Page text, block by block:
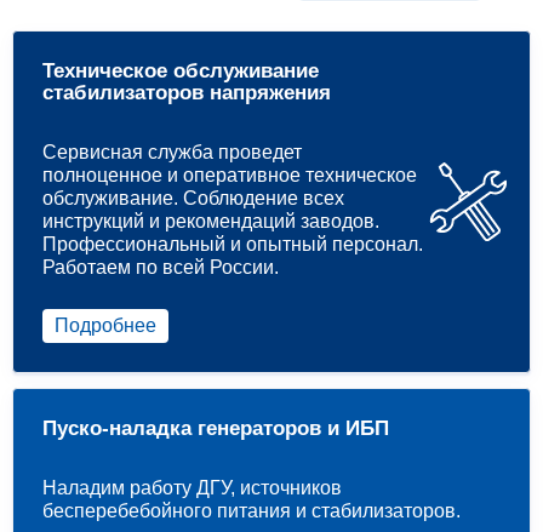
Техническое обслуживание
стабилизаторов напряжения
Сервисная служба проведет
полноценное и оперативное техническое
обслуживание. Соблюдение всех
инструкций и рекомендаций заводов.
Профессиональный и опытный персонал.
Работаем по всей России.
Подробнее
Пуско-наладка генераторов и ИБП
Наладим работу ДГУ, источников
бесперебебойного питания и стабилизаторов.